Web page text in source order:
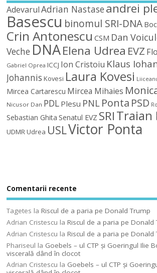
Adevarul Adrian Nastase andrei
Basescu binomul SRI-DNA Boc
Crin Antonescu CSM Dan
Veche DNAElena Udrea EVZ
Gabriel Oprea ICCJ Ion Cristoiu Klaus
Johannis Kovesi Laura Kovesi
Mircea Cartarescu Mircea Mihaies
Nicusor Dan PDL Plesu PNL Ponta PSD
Sebastian Ghita Senatul EVZ SRITraian
UDMRUdrea USLVictor Ponta
Comentarii recente
Tagetes laRiscul de a paria pe Donald Trump
Adrian Cristescu laRiscul de a paria pe Donald
Adrian Cristescu laRiscul de a paria pe Donald
Phariseul la Goebels – ul CTP şi Goeringul Ilie
viscerală dând în clocot
Adrian Cristescu la Goebels – ul CTP şi